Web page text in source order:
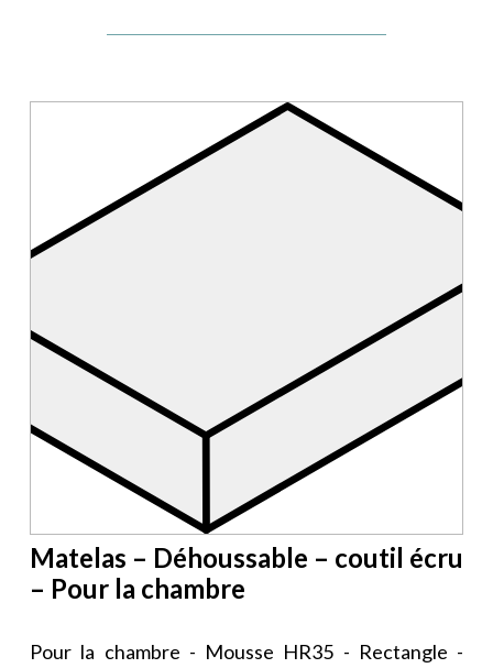
Matelas – Déhoussable – coutil écru
– Pour la chambre
Pour la chambre - Mousse HR35 - Rectangle -